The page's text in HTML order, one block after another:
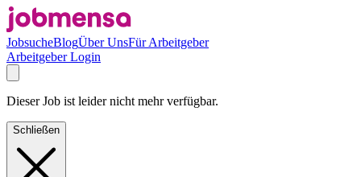
JobsucheBlogÜber UnsFür Arbeitgeber
Arbeitgeber Login
Dieser Job ist leider nicht mehr verfügbar.
Schließen